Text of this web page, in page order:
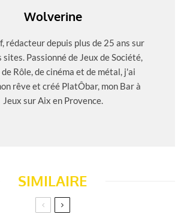
Wolverine
rédacteur depuis plus de 25 ans sur
Passionné de Jeux de Société,
Rôle, de cinéma et de métal, j'ai
rêve et créé PlatÔbar, mon Bar à
Jeux sur Aix en Provence.
SIMILAIRE